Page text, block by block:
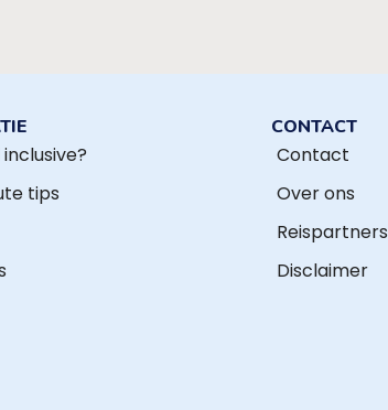
tips
CONTACT
Contact
Over ons
Reispartners
Disclaimer